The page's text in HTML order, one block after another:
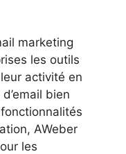
marketing
les outils
activité en
bien
AWeber
les